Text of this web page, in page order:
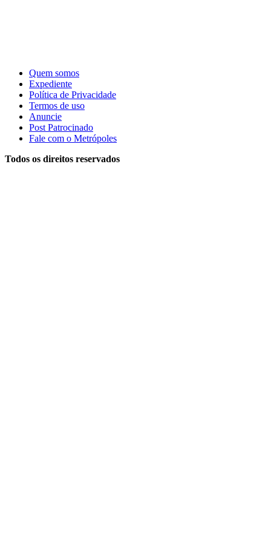
Quem somos
Expediente
Política de Privacidade
Termos de uso
Anuncie
Post Patrocinado
Fale com o Metrópoles
Todos os direitos reservados